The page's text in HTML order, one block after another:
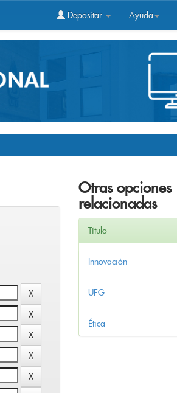
Depositar Ayuda
Otras opciones
relacionadas
Título
Innovación
UFG
Ética